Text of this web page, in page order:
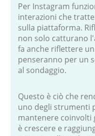
Per Instagram
interazioni che
sulla piattaforma.
non solo catturano
fa anche riflettere
penseranno per un
al sondaggio.
Questo è ciò che
uno degli strumenti
mantenere coinvolti
è crescere e